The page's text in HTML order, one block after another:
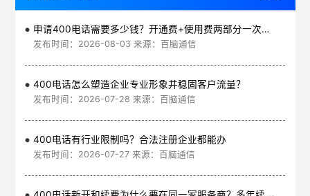
申请400电话需要多少钱？开通费+使用费两部分一次讲清
发布时间：2026-08-03 来源：百脑通信
400电话怎么塑造企业专业形象并稳固客户流量？
发布时间：2026-07-28 来源：百脑通信
400电话有行业限制吗？合法注册企业都能办
发布时间：2026-07-27 来源：百脑通信